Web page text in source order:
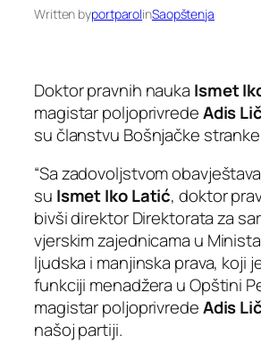
Written byportparolinSaopštenja
Doktor pravnih nauka Ismet
magistar poljoprivredeAdis
su članstvu Bošnjačke
“Sa zadovoljstvom
su Ismet Iko Latić, doktor
bivši direktor Direktorata za
vjerskim zajednicama u
ljudska i manjinska prava, koji
funkciji menadžera u Opštini
magistar poljoprivredeAdis
našoj partiji.